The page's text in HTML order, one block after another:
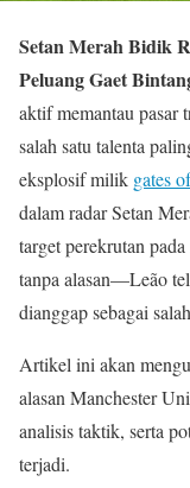
Setan Merah Bidik
Peluang Gaet
aktif memantau pasar
salah satu talenta
eksplosif milik gates
dalam radar Setan
target perekrutan
tanpa alasan—Leão
dianggap sebagai
Artikel ini akan
alasan Manchester
analisis taktik, serta
terjadi.